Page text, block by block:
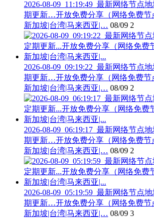
2026-08-09_11:19:49_最新网络节点
期更新…开放免费分享（网络免费节
新加坡|台湾|马来西亚|… 08/09 2
2026-08-09_09:19:22_最新网络节点
期更新…开放免费分享（网络免费节
新加坡|台湾|马来西亚|… 08/09 2
2026-08-09_06:19:17_最新网络节点
期更新…开放免费分享（网络免费节
新加坡|台湾|马来西亚|… 08/09 2
2026-08-09_05:19:59_最新网络节点
期更新…开放免费分享（网络免费节
新加坡|台湾|马来西亚|… 08/09 3